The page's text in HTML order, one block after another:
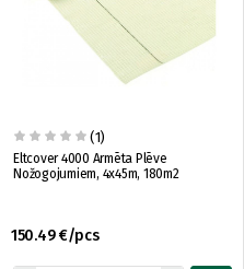
(1)
Eltcover 4000 Armēta Plēve
Nožogojumiem, 4x45m, 180m2
150.49 €/pcs